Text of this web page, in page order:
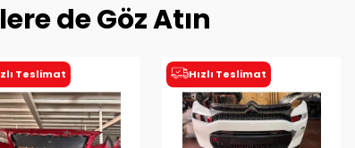
de Göz Atın
Teslimat Hızlı Teslimat